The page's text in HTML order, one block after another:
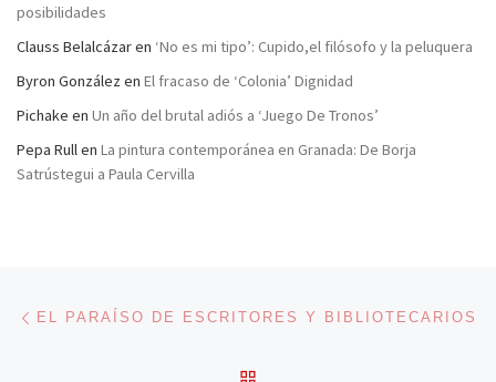
posibilidades
Clauss Belalcázaren ‘No es mi tipo’: Cupido,el filósofo y la peluquera
Byron González en El fracaso de ‘Colonia’ Dignidad
Pichake en Un año del brutal adiós a ‘Juego De Tronos’
Pepa Rullen La pintura contemporánea en Granada: De Borja
Satrústegui a Paula Cervilla
Navegación de entradas
EL PARAÍSO DE ESCRITORES Y BIBLIOTECARIOS